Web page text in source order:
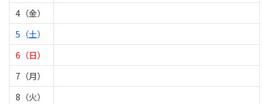
4（金）
5（土）
6（日）
7（月）
8（火）